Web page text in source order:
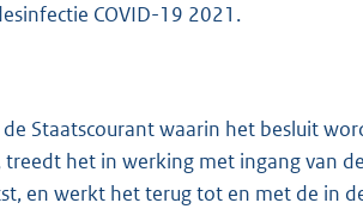
COVID-19 2021.
Staatscourant waarin het besluit
het in werking met ingang van
en werkt het terug tot en met de in